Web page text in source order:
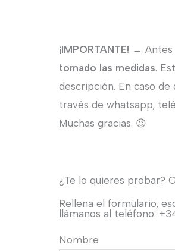
¡IMPORTANTE! → Antes
tomado las medidas.
descripción. En caso
través de whatsapp,
Muchas gracias. 😉
¿Te lo quieres probar?
Rellena el formulario,
llámanos al teléfono:
Nombre